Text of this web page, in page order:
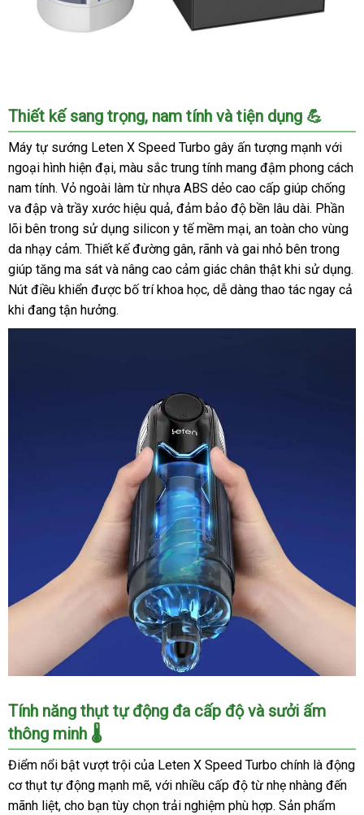
Leten
X
Speed
Turbo
Máy
Tự
Sướng
Nam
Tự
Động
Sưởi
Ấm
Rung
Thiết kế sang trọng, nam tính và tiện dụng 💪
Máy tự sướng Leten X Speed Turbo gây ấn tượng mạnh với
ngoại hình hiện đại, màu sắc trung tính mang đậm phong cách
nam tính. Vỏ ngoài làm từ nhựa ABS dẻo cao cấp giúp chống
va đập và trầy xước hiệu quả, đảm bảo độ bền lâu dài. Phần
lõi bên trong sử dụng silicon y tế mềm mại, an toàn cho vùng
da nhạy cảm. Thiết kế đường gân, rãnh và gai nhỏ bên trong
giúp tăng ma sát và nâng cao cảm giác chân thật khi sử dụng.
Nút điều khiển được bố trí khoa học, dễ dàng thao tác ngay cả
khi đang tận hưởng.
Leten
X
Speed
Turbo
Máy
Tự
Sướng
Tính năng thụt tự động đa cấp độ và sưởi ấm
thông minh 🌡️
Điểm nổi bật vượt trội của Leten X Speed Turbo chính là động
cơ thụt tự động mạnh mẽ, với nhiều cấp độ từ nhẹ nhàng đến
mãnh liệt, cho bạn tùy chọn trải nghiệm phù hợp. Sản phẩm